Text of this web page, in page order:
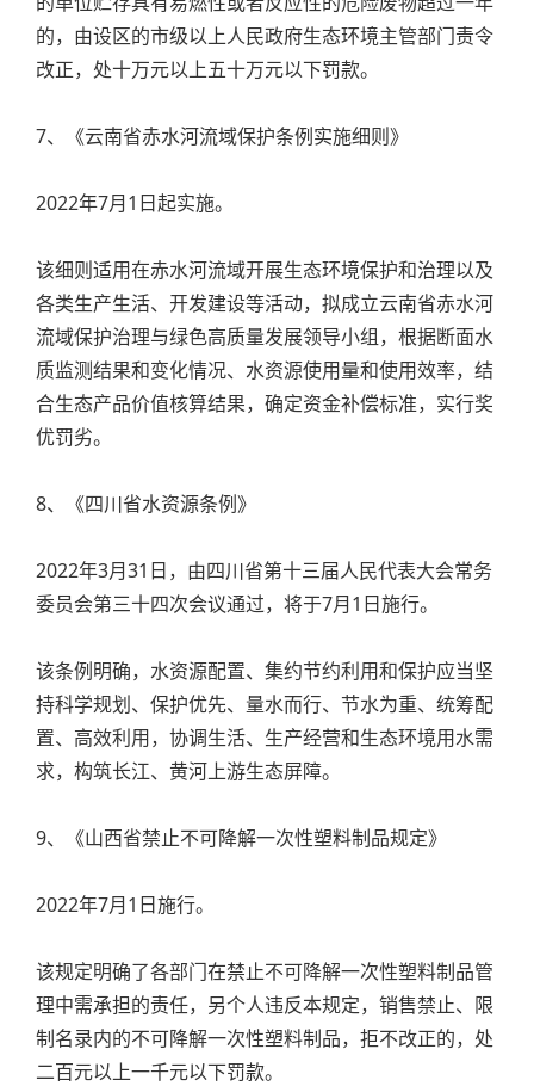
的，由设区的市级以上人民政府生态环境主管部门责令
改正，处十万元以上五十万元以下罚款。
7、《云南省赤水河流域保护条例实施细则》
2022年7月1日起实施。
该细则适用在赤水河流域开展生态环境保护和治理以及
各类生产生活、开发建设等活动，拟成立云南省赤水河
流域保护治理与绿色高质量发展领导小组，根据断面水
质监测结果和变化情况、水资源使用量和使用效率，结
合生态产品价值核算结果，确定资金补偿标准，实行奖
优罚劣。
8、《四川省水资源条例》
2022年3月31日，由四川省第十三届人民代表大会常务
委员会第三十四次会议通过，将于7月1日施行。
该条例明确，水资源配置、集约节约利用和保护应当坚
持科学规划、保护优先、量水而行、节水为重、统筹配
置、高效利用，协调生活、生产经营和生态环境用水需
求，构筑长江、黄河上游生态屏障。
9、《山西省禁止不可降解一次性塑料制品规定》
2022年7月1日施行。
该规定明确了各部门在禁止不可降解一次性塑料制品管
理中需承担的责任，另个人违反本规定，销售禁止、限
制名录内的不可降解一次性塑料制品，拒不改正的，处
二百元以上一千元以下罚款。